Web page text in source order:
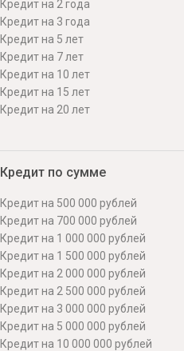
Кредит на 2 года
Кредит на 3 года
Кредит на 5 лет
Кредит на 7 лет
Кредит на 10 лет
Кредит на 15 лет
Кредит на 20 лет
Кредит по сумме
Кредит на 500 000 рублей
Кредит на 700 000 рублей
Кредит на 1 000 000 рублей
Кредит на 1 500 000 рублей
Кредит на 2 000 000 рублей
Кредит на 2 500 000 рублей
Кредит на 3 000 000 рублей
Кредит на 5 000 000 рублей
Кредит на 10 000 000 рублей